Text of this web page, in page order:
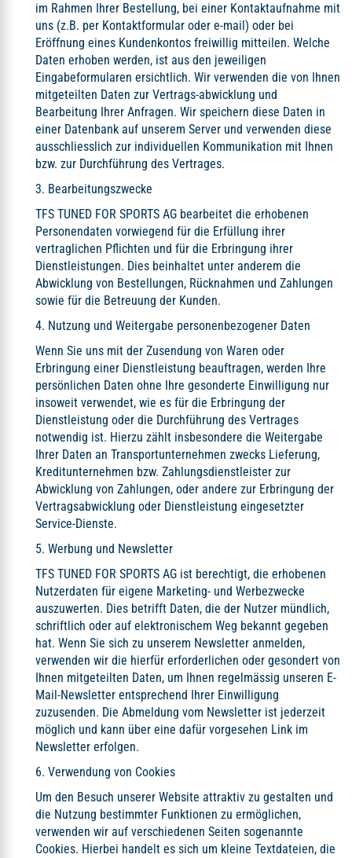
im Rahmen Ihrer Bestellung, bei einer Kontaktaufnahme mit
uns (z.B. per Kontaktformular oder e-mail) oder bei
Eröffnung eines Kundenkontos freiwillig mitteilen. Welche
Daten erhoben werden, ist aus den jeweiligen
Eingabeformularen ersichtlich. Wir verwenden die von Ihnen
mitgeteilten Daten zur Vertrags-abwicklung und
Bearbeitung Ihrer Anfragen. Wir speichern diese Daten in
einer Datenbank auf unserem Server und verwenden diese
ausschliesslich zur individuellen Kommunikation mit Ihnen
bzw. zur Durchführung des Vertrages.
3. Bearbeitungszwecke
TFS TUNED FOR SPORTS AG bearbeitet die erhobenen
Personendaten vorwiegend für die Erfüllung ihrer
vertraglichen Pflichten und für die Erbringung ihrer
Dienstleistungen. Dies beinhaltet unter anderem die
Abwicklung von Bestellungen, Rücknahmen und Zahlungen
sowie für die Betreuung der Kunden.
4. Nutzung und Weitergabe personenbezogener Daten
Wenn Sie uns mit der Zusendung von Waren oder
Erbringung einer Dienstleistung beauftragen, werden Ihre
persönlichen Daten ohne Ihre gesonderte Einwilligung nur
insoweit verwendet, wie es für die Erbringung der
Dienstleistung oder die Durchführung des Vertrages
notwendig ist. Hierzu zählt insbesondere die Weitergabe
Ihrer Daten an Transportunternehmen zwecks Lieferung,
Kreditunternehmen bzw. Zahlungsdienstleister zur
Abwicklung von Zahlungen, oder andere zur Erbringung der
Vertragsabwicklung oder Dienstleistung eingesetzter
Service-Dienste.
5. Werbung und Newsletter
TFS TUNED FOR SPORTS AG ist berechtigt, die erhobenen
Nutzerdaten für eigene Marketing- und Werbezwecke
auszuwerten. Dies betrifft Daten, die der Nutzer mündlich,
schriftlich oder auf elektronischem Weg bekannt gegeben
hat. Wenn Sie sich zu unserem Newsletter anmelden,
verwenden wir die hierfür erforderlichen oder gesondert von
Ihnen mitgeteilten Daten, um Ihnen regelmässig unseren E-
Mail-Newsletter entsprechend Ihrer Einwilligung
zuzusenden. Die Abmeldung vom Newsletter ist jederzeit
möglich und kann über eine dafür vorgesehen Link im
Newsletter erfolgen.
6. Verwendung von Cookies
Um den Besuch unserer Website attraktiv zu gestalten und
die Nutzung bestimmter Funktionen zu ermöglichen,
verwenden wir auf verschiedenen Seiten sogenannte
Cookies. Hierbei handelt es sich um kleine Textdateien, die